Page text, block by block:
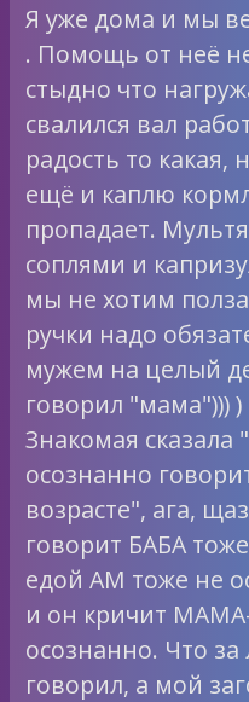
Я уже дома и мы
. Помощь от неё
стыдно что
свалился вал
радость то какая,
ещё и каплю
пропадает.
соплями и
мы не хотим
ручки надо
мужем на целый
говорил "мама")))
Знакомая сказала
осознанно
возрасте", ага,
говорит БАБА
едой АМ тоже не
и он кричит
осознанно. Что
говорил, а мой